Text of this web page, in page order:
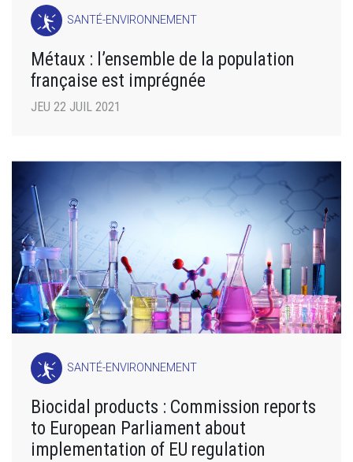
SANTÉ-ENVIRONNEMENT
Métaux : l’ensemble de la population
française est imprégnée
JEU 22 JUIL 2021
SANTÉ-ENVIRONNEMENT
Biocidal products : Commission reports
to European Parliament about
implementation of EU regulation